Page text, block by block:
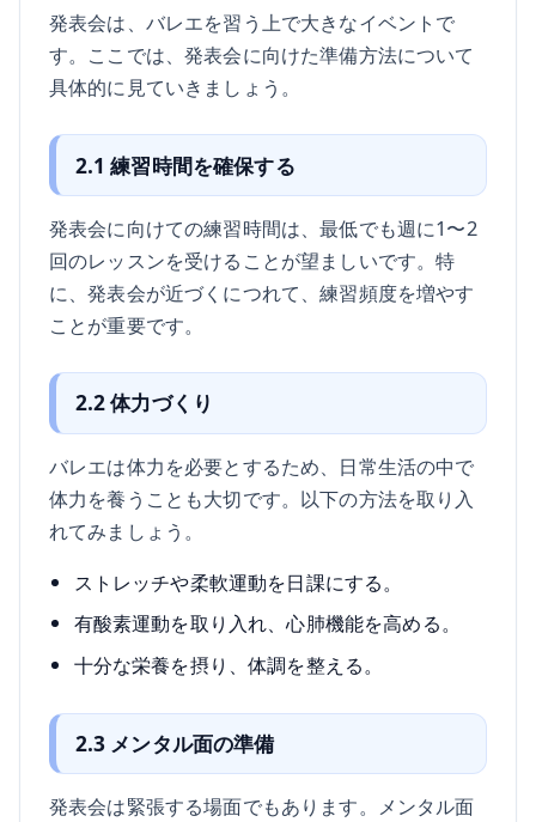
発表会は、バレエを習う上で大きなイベントで
す。ここでは、発表会に向けた準備方法について
具体的に見ていきましょう。
2.1 練習時間を確保する
発表会に向けての練習時間は、最低でも週に1〜2
回のレッスンを受けることが望ましいです。特
に、発表会が近づくにつれて、練習頻度を増やす
ことが重要です。
2.2 体力づくり
バレエは体力を必要とするため、日常生活の中で
体力を養うことも大切です。以下の方法を取り入
れてみましょう。
ストレッチや柔軟運動を日課にする。
有酸素運動を取り入れ、心肺機能を高める。
十分な栄養を摂り、体調を整える。
2.3 メンタル面の準備
発表会は緊張する場面でもあります。メンタル面